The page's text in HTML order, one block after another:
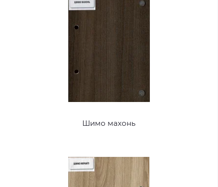
Шимо махонь